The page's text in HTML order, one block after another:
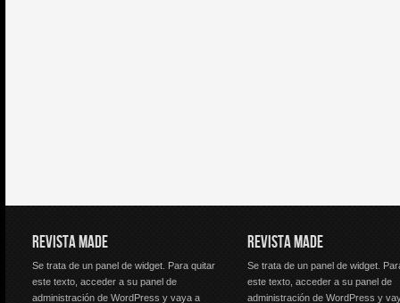
REVISTA MADE
Se trata de un panel de widget. Para quitar
este texto, acceder a su panel de
administración de WordPress y vaya a
REVISTA MADE
Se trata de un panel de widget.
este texto, acceder a su panel de
administración de WordPress y